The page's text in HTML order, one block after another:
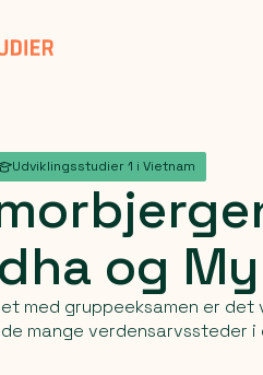
Udviklingsstudier 1 i Vietnam
og My
med gruppeeksamen er
mange verdensarvssteder i